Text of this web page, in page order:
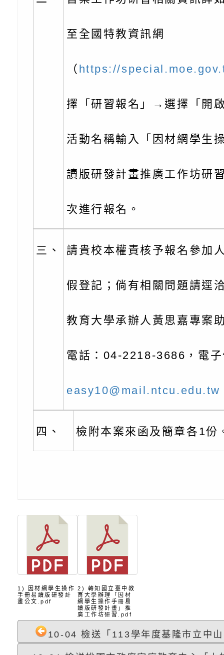
【打噴嚏、流鼻水、
0-8歲抗過敏照護指
童過敏免疫專家 林
檢送桃園市政府LED
字稿及LCD託播影片
檢送桃園市政府家庭
「小桃家6月課程資
坊」、「幸福婚姻系
座」、「2026開心
檢送桃園市政府LED
立蘆葦啟智中心辦理
而立》蘆葦三十．創
有關桃園市桃園區西
學辦理115年度區域
覺暫留創意應用與實
檢送桃園市政府LED
學辦理115年度區域
充實方案：「怪創劇
角色驅動的聲音與故
「學生申訴及再申訴
關事項
檢送行政院新聞傳
月份公共服務政策溝
訊
台北松山文創園區5
「櫻桃小丸子原作40
展」
檢送桃園市政府LED
字稿及LCD託播影（
轉知國立臺灣師範大
「115學年度身心障
檢送桃園市政府LED
「115學年度身心障
知能研習」
有關桃園市八德區大
學辦理「音樂班第
樂會-憶起玩樂」
檢送桃園市政府家庭
「小桃家5月課程資
子的人際必修課」、
檢送「小桃家幸福+
實體座談會」海報
函轉臺北市勞動力重
章
(星期六)下午2時至5
立臺灣科學教育館（
林區士商路189號）
理「115年度515國
導及系列座談活動」
檢送本市115學年度
術才能音樂班鑑定二
章
函轉本府新聞處115
安全宣導
檢送本府新聞處115
安全宣導
有關衛生福利部辦理
逆境少年家庭支持服
員專業輔導及效能精
轉知社團法人中華民
礙聯盟辦理「2026
台灣遊戲治療學會將
至全國特教資訊網
（ https://
擇「研習報名」→選擇「開
活動名稱輸入「因材網學生
讀版研發計畫推廣工作坊研
次進行報名。
三、 請貴校本權責核予報名參加
假登記；倘有相關問題請逕
教育大學承辦人黃思嘉專案
電話：04-2218-3686，電
easy10@mail.ntcu.edu.tw
四、 檢附本案來函及簡章各1份
1) 因材網學生操作
手冊易讀版研發計
畫公文.pdf
2) 轉知國立臺中教
育大學辦理「因材
網學生操作手冊易
讀版研發計畫」推
廣工作坊研習.pdf
10-04 檢送「113學年度基隆市立中